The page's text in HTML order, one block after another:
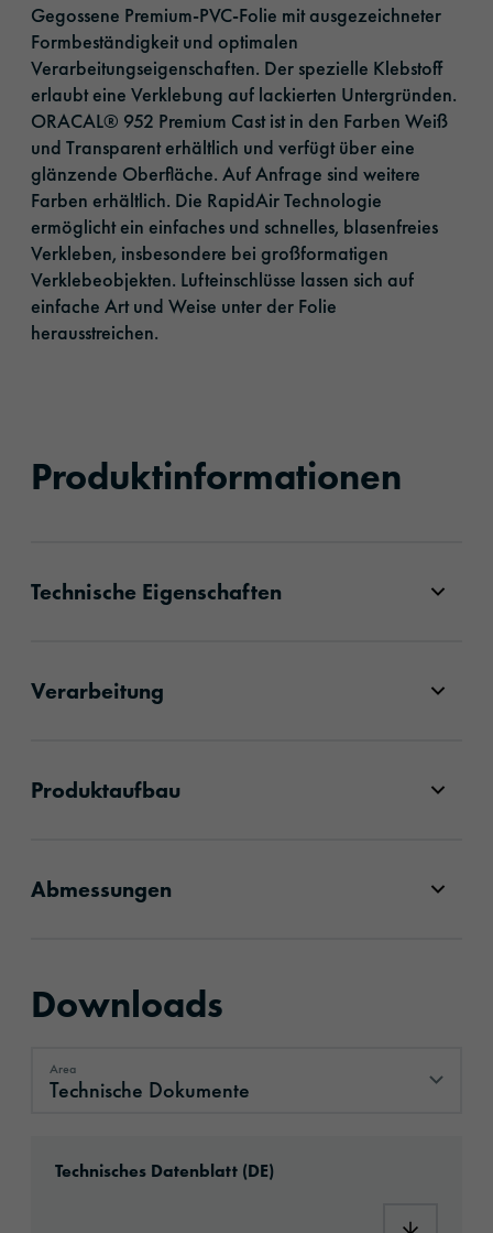
Gegossene Premium-PVC-Folie mit ausgezeichneter
Formbeständigkeit und optimalen
Verarbeitungseigenschaften. Der spezielle Klebstoff
erlaubt eine Verklebung auf lackierten Untergründen.
ORACAL® 952 Premium Cast ist in den Farben Weiß
und Transparent erhältlich und verfügt über eine
glänzende Oberfläche. Auf Anfrage sind weitere
Farben erhältlich. Die RapidAir Technologie
ermöglicht ein einfaches und schnelles, blasenfreies
Verkleben, insbesondere bei großformatigen
Verklebeobjekten. Lufteinschlüsse lassen sich auf
einfache Art und Weise unter der Folie
herausstreichen.
Produktinformationen
Technische Eigenschaften
Verarbeitung
Produktaufbau
Abmessungen
Downloads
Area
Technische Dokumente
Technisches Datenblatt (DE)